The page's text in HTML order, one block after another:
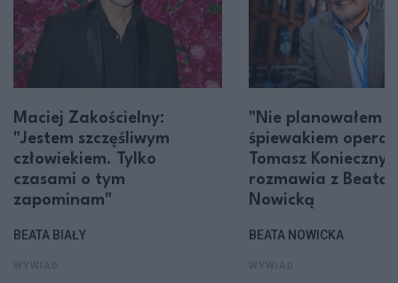
Maciej Zakościelny:
"Jestem szczęśliwym
człowiekiem. Tylko
czasami o tym
zapominam"
BEATA BIAŁY
"Nie planowałem
śpiewakiem
Tomasz Konieczny
rozmawia z Beatą
Nowicką
BEATA NOWICKA